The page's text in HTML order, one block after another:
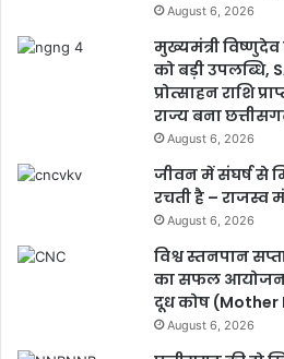
August 6, 2026
मुख्यमंत्री
को बड़ी उपलब्धि,
प्रोत्साहन राशि
राज्य बना
August 6, 2026
जीवन में संघर्ष से
रचती है – राजस्व
August 6, 2026
विश्व स्तनपान
का सफल आयोजन,
दूध कोष (Mother
August 6, 2026